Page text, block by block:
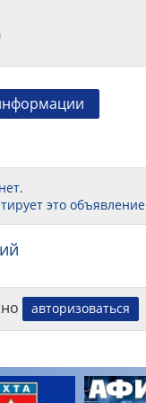
это объявление
авторизоваться